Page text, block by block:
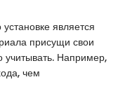
является
присущи свои
учитывать. Например,
чем